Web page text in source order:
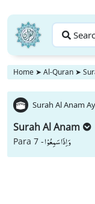
Home ➤ Al-Quran ➤
Surah Al Anam
Surah Al Anam
Para 7 -وَ اِذَا سَمِعُوْا